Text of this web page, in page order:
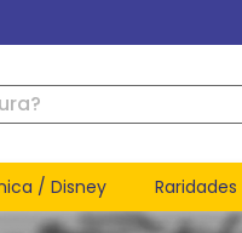
/ Disney Raridades